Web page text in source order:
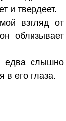
и твердеет.
взгляд от
облизывает
слышно
в его глаза.